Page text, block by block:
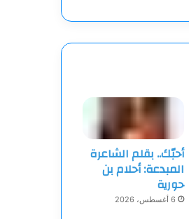
أحبّك.. بقلم الشاعرة
المبدعة: أحلام بن
حورية
6 أغسطس، 2026